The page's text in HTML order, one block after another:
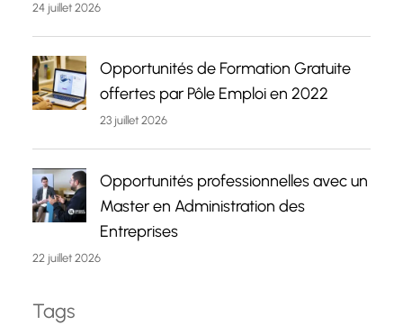
24 juillet 2026
Opportunités de Formation Gratuite
offertes par Pôle Emploi en 2022
23 juillet 2026
Opportunités professionnelles avec un
Master en Administration des
Entreprises
22 juillet 2026
Tags